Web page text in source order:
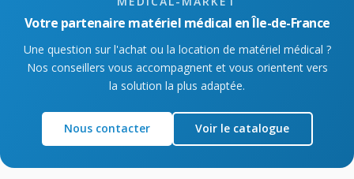
Votre partenaire matériel médical en Île-de-France
Une question sur l'achat ou la location de matériel médical ?
Nos conseillers vous accompagnent et vous orientent vers
la solution la plus adaptée.
Nous contacter Voir le catalogue